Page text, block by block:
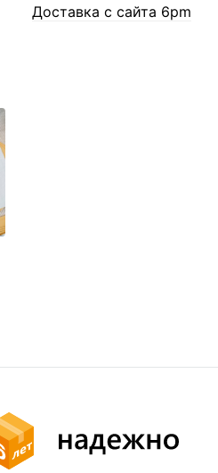
Доставка с сайта 6pm